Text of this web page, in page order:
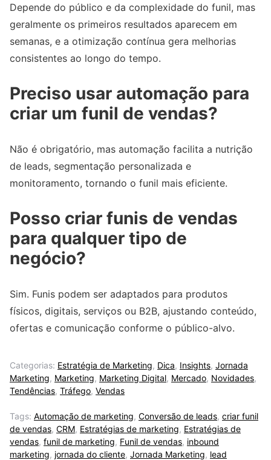
Depende do público e da complexidade do funil, mas
geralmente os primeiros resultados aparecem em
semanas, e a otimização contínua gera melhorias
consistentes ao longo do tempo.
Preciso usar automação para
criar um funil de vendas?
Não é obrigatório, mas automação facilita a nutrição
de leads, segmentação personalizada e
monitoramento, tornando o funil mais eficiente.
Posso criar funis de vendas
para qualquer tipo de
negócio?
Sim. Funis podem ser adaptados para produtos
físicos, digitais, serviços ou B2B, ajustando conteúdo,
ofertas e comunicação conforme o público-alvo.
Categorias: Estratégia de Marketing, Dica, Insights, Jornada
Marketing, Marketing, Marketing Digital, Mercado, Novidades,
Tendências, Tráfego, Vendas
Tags: Automação de marketing, Conversão de leads, criar funil
de vendas, CRM, Estratégias de marketing, Estratégias de
vendas, funil de marketing, Funil de vendas, inbound
marketing, jornada do cliente, Jornada Marketing, lead